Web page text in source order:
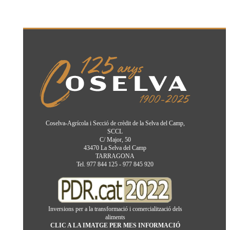
Coselva-Agrícola i Secció de crèdit de la Selva del Camp,
SCCL
C/ Major, 50
43470 La Selva del Camp
TARRAGONA
Tel. 977 844 125 - 977 845 920
Inversions per a la transformació i comercialització dels
aliments
CLIC A LA IMATGE PER MES INFORMACIÓ